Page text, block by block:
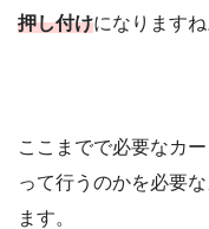
押し付けになりますね
ここまでで必要なカ
って行うのかを必要
ます。